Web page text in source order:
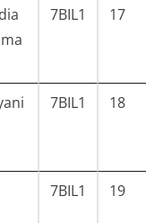
7BIL1 17
7BIL1 18
7BIL1 19